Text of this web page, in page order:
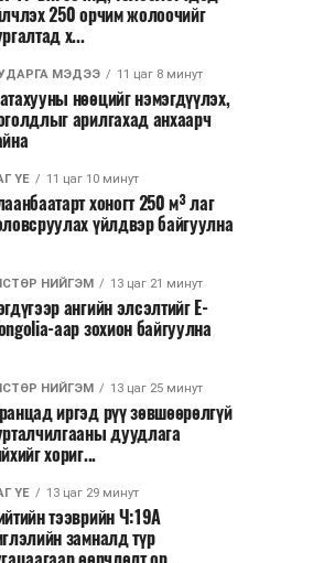
250 орчим жолоочийг
х...
МЭДЭЭ 11 цаг 8 минут
нөөцийг нэмэгдүүлэх,
арилгахад анхаарч
ҮЕ 11 цаг 10 минут
хоногт 250 м³ лаг
үйлдвэр байгуулна
НИЙГЭМ 13 цаг 21 минут
ангийн элсэлтийг E-
аар зохион байгуулна
НИЙГЭМ 13 цаг 25 минут
иргэд рүү зөвшөөрөлгүй
дуудлага
хориг...
ҮЕ 13 цаг 29 минут
тээврийн Ч:19А
замналд түр